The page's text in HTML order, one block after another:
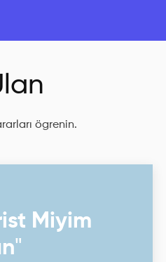
ögrenin.
Miyim
"